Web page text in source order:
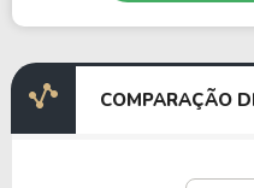
COMPARAÇÃO